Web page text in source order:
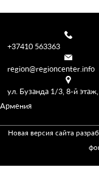
+37410 563363
region@regioncenter.info
ул. Бузанда 1/3, 8-й этаж,
Армения
Новая версия сайта